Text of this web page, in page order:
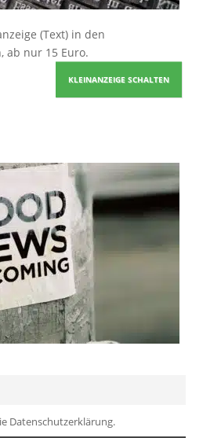
(Text) in den
ab nur 15 Euro.
KLEINANZEIGE SCHALTEN
Datenschutzerklärung.